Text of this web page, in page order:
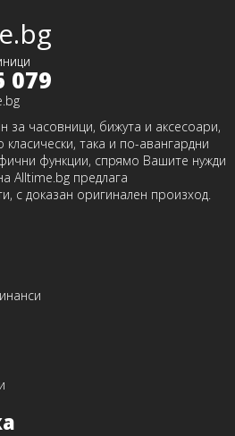
079
за часовници, бижута и аксесоари,
така и по-авангардни
функции, спрямо Вашите нужди
Alltime.bg предлага
с доказан оригинален произход.